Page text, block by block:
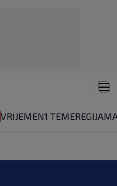
VRIJEMEN1 TEMEREGIJA